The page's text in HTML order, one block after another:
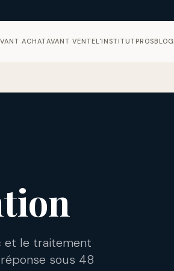
ACHATAVANT VENTEL'INSTITUTPROSBLOG
et le traitement
sous 48